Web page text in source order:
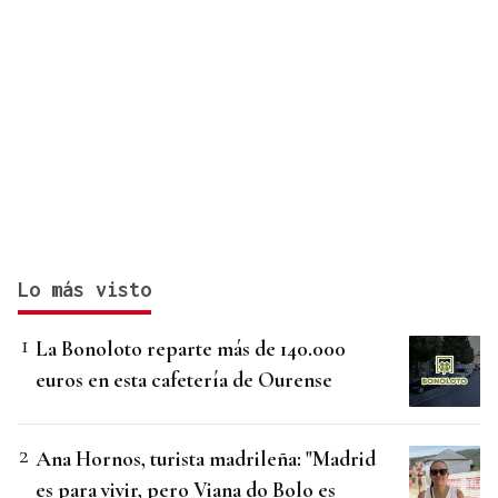
Lo más visto
La Bonoloto reparte más de 140.000
euros en esta cafetería de Ourense
Ana Hornos, turista madrileña: "Madrid
es para vivir, pero Viana do Bolo es